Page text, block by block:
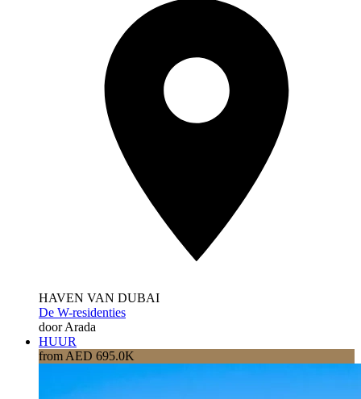
HAVEN VAN DUBAI
De W-residenties
door Arada
HUUR
from AED 695.0K